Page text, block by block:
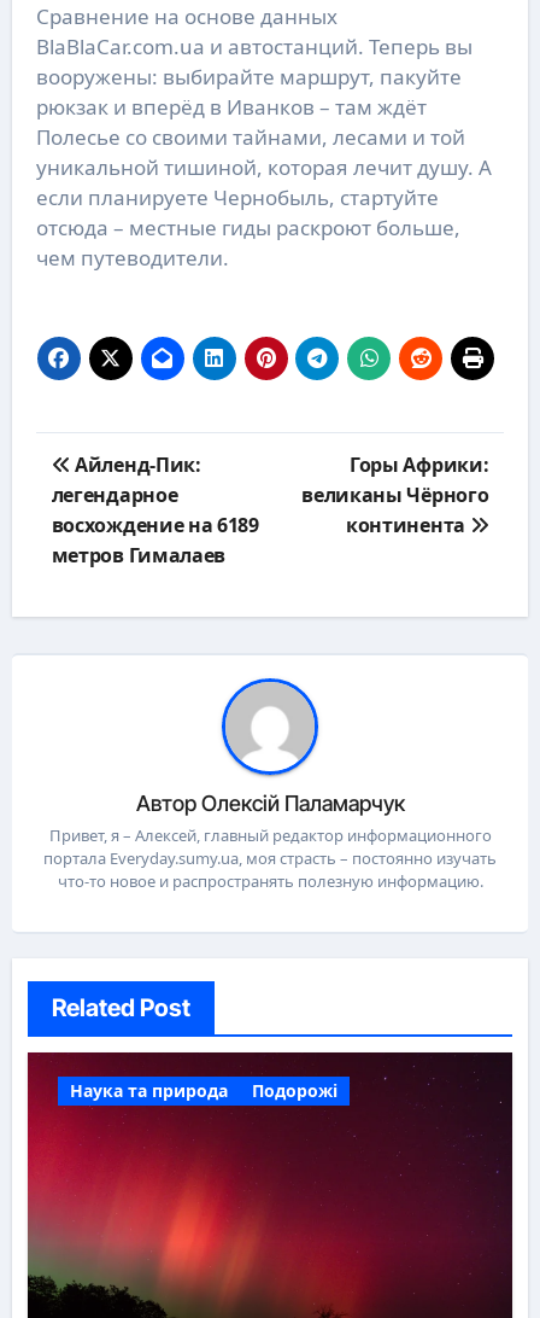
Сравнение на основе данных
BlaBlaCar.com.ua и автостанций. Теперь вы
вооружены: выбирайте маршрут, пакуйте
рюкзак и вперёд в Иванков – там ждёт
Полесье со своими тайнами, лесами и той
уникальной тишиной, которая лечит душу. А
если планируете Чернобыль, стартуйте
отсюда – местные гиды раскроют больше,
чем путеводители.
по
записям
Айленд-Пик:
легендарное
восхождение на 6189
метров Гималаев
Горы Африки:
великаны Чёрного
континента
АвторОлексій Паламарчук
Привет, я – Алексей, главный редактор информационного
портала Everyday.sumy.ua, моя страсть – постоянно изучать
что-то новое и распространять полезную информацию.
Related Post
Наука та природа Подорожі